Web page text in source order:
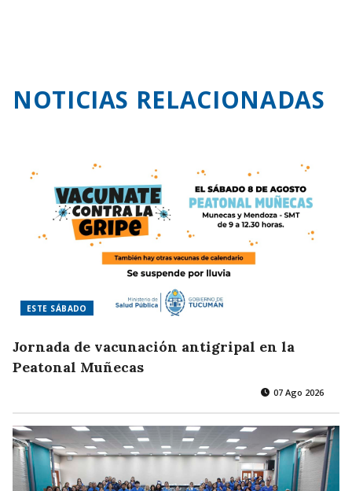
NOTICIAS RELACIONADAS
ESTE SÁBADO
Jornada de vacunación antigripal en la
Peatonal Muñecas
07 Ago 2026